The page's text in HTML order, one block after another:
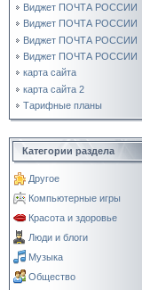
Виджет ПОЧТА РОССИИ
Виджет ПОЧТА РОССИИ
Виджет ПОЧТА РОССИИ
Виджет ПОЧТА РОССИИ
карта сайта
карта сайта 2
Тарифные планы
Категории раздела
Другое
Компьютерные игры
Красота и здоровье
Люди и блоги
Музыка
Общество